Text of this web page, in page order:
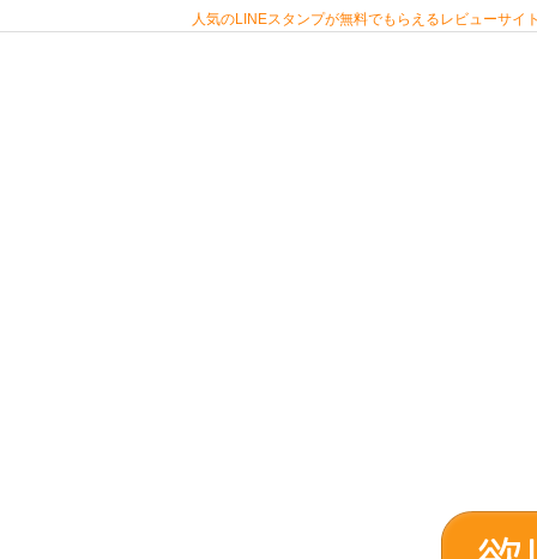
人気のLINEスタンプが無料でもらえるレビューサイ